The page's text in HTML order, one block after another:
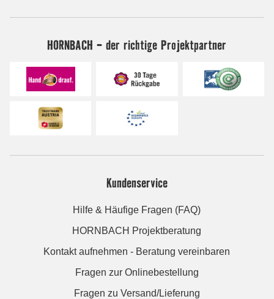
HORNBACH - der richtige Projektpartner
Kundenservice
Hilfe & Häufige Fragen (FAQ)
HORNBACH Projektberatung
Kontakt aufnehmen - Beratung vereinbaren
Fragen zur Onlinebestellung
Fragen zu Versand/Lieferung